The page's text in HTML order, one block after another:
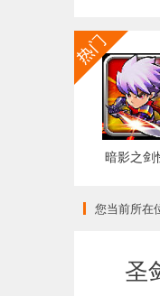
您当前所在
圣